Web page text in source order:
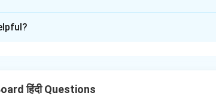
हिंदी Questions